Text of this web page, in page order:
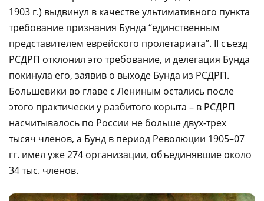
1903 г.) выдвинул в качестве ультимативного пункта
требование признания Бунда “единственным
представителем еврейского пролетариата”. II съезд
РСДРП отклонил это требование, и делегация Бунда
покинула его, заявив о выходе Бунда из РСДРП.
Большевики во главе с Лениным остались после
этого практически у разбитого корыта – в РСДРП
насчитывалось по России не больше двух-трех
тысяч членов, а Бунд в период Революции 1905–07
гг. имел уже 274 организации, объединявшие около
34 тыс. членов.